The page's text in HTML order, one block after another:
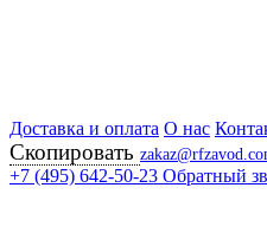
Доставка и оплата О нас
Скопировать
+7 (495) 642-50-23 Обратный
Главная
Продукция
Регулирующая арматура
Регулирующие клапаны